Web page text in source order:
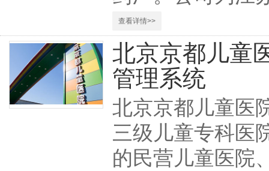
查看详情>>
北京京都儿童
管理系统
北京京都儿童医
三级儿童专科医
的民营儿童医院